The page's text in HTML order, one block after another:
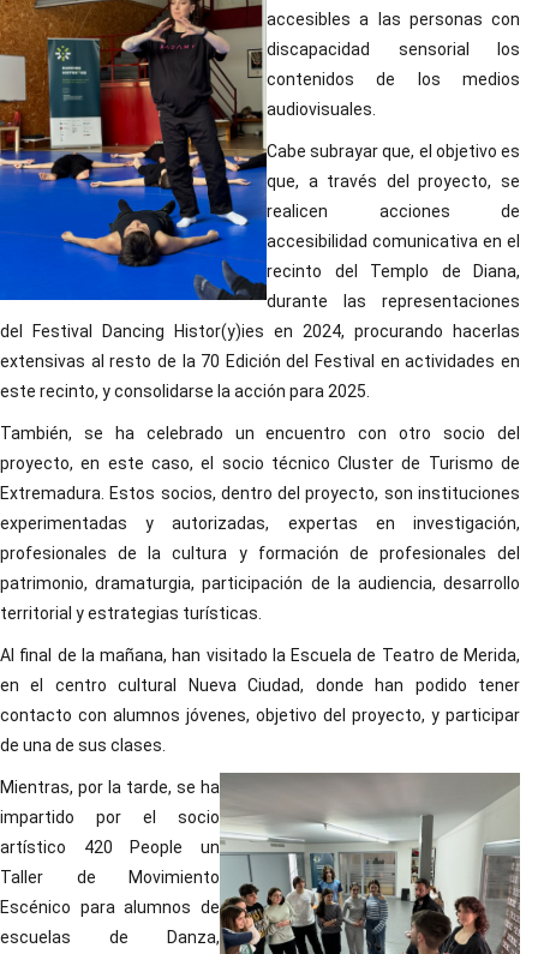
accesibles a las personas con
discapacidad sensorial los
contenidos de los medios
audiovisuales.
Cabe subrayar que, el objetivo es
que, a través del proyecto, se
realicen acciones de
accesibilidad comunicativa en el
recinto del Templo de Diana,
durante las representaciones
del Festival Dancing Histor(y)ies en 2024, procurando hacerlas
extensivas al resto de la 70 Edición del Festival en actividades en
este recinto, y consolidarse la acción para 2025.
También, se ha celebrado un encuentro con otro socio del
proyecto, en este caso, el socio técnico Cluster de Turismo de
Extremadura. Estos socios, dentro del proyecto, son instituciones
experimentadas y autorizadas, expertas en investigación,
profesionales de la cultura y formación de profesionales del
patrimonio, dramaturgia, participación de la audiencia, desarrollo
territorial y estrategias turísticas.
Al final de la mañana, han visitado la Escuela de Teatro de Merida,
en el centro cultural Nueva Ciudad, donde han podido tener
contacto con alumnos jóvenes, objetivo del proyecto, y participar
de una de sus clases.
Mientras, por la tarde, se ha
impartido por el socio
artístico 420 People un
Taller de Movimiento
Escénico para alumnos de
escuelas de Danza,